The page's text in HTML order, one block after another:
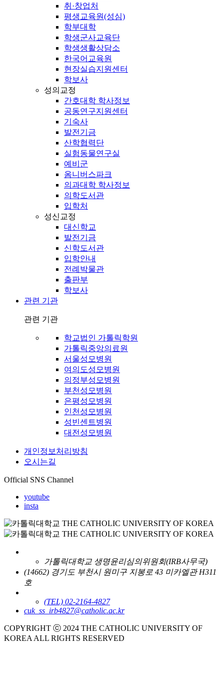
취·창업처
평생교육원(성심)
학부대학
학생군사교육단
학생생활상담소
한국어교육원
현장실습지원센터
학보사
성의교정
간호대학 학사정보
공동연구지원센터
기숙사
발전기금
산학협력단
실험동물연구실
예비군
옴니버스파크
의과대학 학사정보
의학도서관
입학처
성신교정
대신학교
발전기금
신학도서관
입학안내
전례박물관
출판부
학보사
관련 기관
관련 기관
학교법인 가톨릭학원
가톨릭중앙의료원
서울성모병원
여의도성모병원
의정부성모병원
부천성모병원
은평성모병원
인천성모병원
성빈센트병원
대전성모병원
개인정보처리방침
오시는길
Official SNS Channel
youtube
insta
가톨릭대학교 생명윤리심의위원회(IRB사무국)
(14662) 경기도 부천시 원미구 지봉로 43 미카엘관 H311
호
(TEL) 02-2164-4827
cuk_ss_irb4827@catholic.ac.kr
COPYRIGHT ⓒ 2024 THE CATHOLIC UNIVERSITY OF
KOREA ALL RIGHTS RESERVED